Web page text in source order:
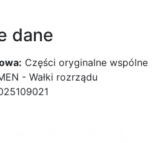
dane
Części oryginalne wspólne
- Wałki rozrządu